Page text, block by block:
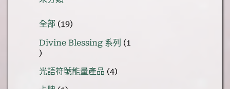
全部 1919
產
Divine Blessing 系列
1
1
產
光語符號能量產品 44